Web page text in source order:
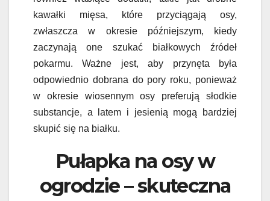
kawałki mięsa, które przyciągają osy,
zwłaszcza w okresie późniejszym, kiedy
zaczynają one szukać białkowych źródeł
pokarmu. Ważne jest, aby przynęta była
odpowiednio dobrana do pory roku, ponieważ
w okresie wiosennym osy preferują słodkie
substancje, a latem i jesienią mogą bardziej
skupić się na białku.
Pułapka na osy w
ogrodzie – skuteczna